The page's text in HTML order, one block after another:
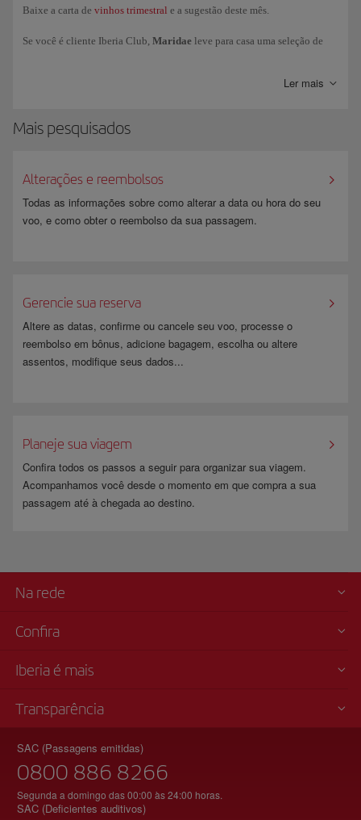
Baixe a carta de vinhos trimestral e a sugestão deste mês.
Se você é cliente Iberia Club, Maridae leve para casa uma seleção de
Enviamos seus pedidos para Espanha, Portugal, França, Itália eLer mais
Mais pesquisados
Alterações e reembolsos
Todas as informações sobre como alterar a data ou hora do seu
voo, e como obter o reembolso da sua passagem.
Gerencie sua reserva
Altere as datas, confirme ou cancele seu voo, processe o
reembolso em bônus, adicione bagagem, escolha ou altere
assentos, modifique seus dados...
Planeje sua viagem
Confira todos os passos a seguir para organizar sua viagem.
Acompanhamos você desde o momento em que compra a sua
passagem até à chegada ao destino.
Na rede
Confira
Iberia é mais
Transparência
SAC (Passagens emitidas)
0800 886 8266
Segunda a domingo das 00:00 às 24:00 horas.
SAC (Deficientes auditivos)